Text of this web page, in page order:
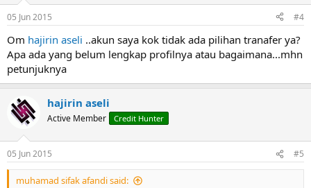
05 Jun 2015 #4
Om hajirin aseli ..akun saya kok tidak ada pilihan tranafer ya?
Apa ada yang belum lengkap profilnya atau bagaimana...mhn
petunjuknya
hajirin aseli
Active Member Credit Hunter
05 Jun 2015 #5
muhamad sifak afandi said: